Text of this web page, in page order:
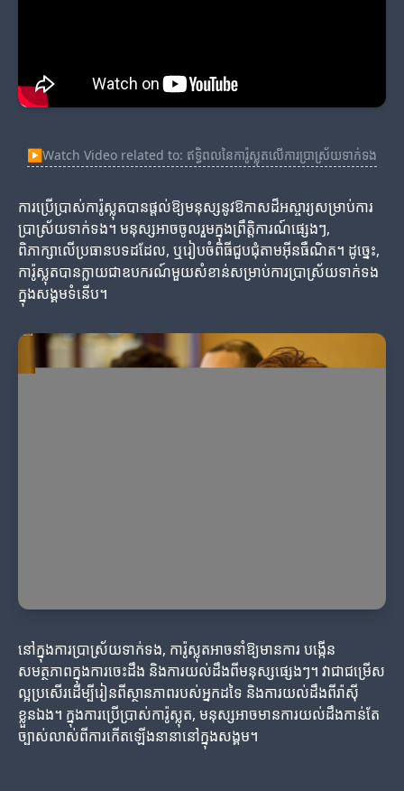
▶Watch Video related to: ឥទ្ធិពលនៃការ៉ូស្លុតលើការប្រាស្រ័យទាក់ទង
ការប្រើប្រាស់ការ៉ូស្លុតបានផ្តល់ឱ្យមនុស្សនូវឱកាសដ៏អស្ចារ្យសម្រាប់ការ
ប្រាស្រ័យទាក់ទង។ មនុស្សអាចចូលរួមក្នុងព្រឹត្តិការណ៍ផ្សេងៗ,
ពិភាក្សាលើប្រធានបទដដែល, ឬរៀបចំពិធីជួបជុំតាមអ៊ីនធឺណិត។ ដូច្នេះ,
ការ៉ូស្លុតបានក្លាយជាឧបករណ៍មួយសំខាន់សម្រាប់ការប្រាស្រ័យទាក់ទង
ក្នុងសង្គមទំនើប។
នៅក្នុងការប្រាស្រ័យទាក់ទង, ការ៉ូស្លុតអាចនាំឱ្យមានការ បង្កើន
សមត្ថភាពក្នុងការចេះដឹង និងការយល់ដឹងពីមនុស្សផ្សេងៗ។ វាជាជម្រើស
ល្អប្រសើរដើម្បីរៀនពីស្ថានភាពរបស់អ្នកដទៃ និងការយល់ដឹងពីរ៉ាស៊ី
ខ្លួនឯង។ ក្នុងការប្រើប្រាស់ការ៉ូស្លុត, មនុស្សអាចមានការយល់ដឹងកាន់តែ
ច្បាស់លាស់ពីការកើតឡើងនានានៅក្នុងសង្គម។